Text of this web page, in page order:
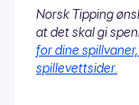
Norsk Tipping
at det skal gi
for dine
spillevettsider.